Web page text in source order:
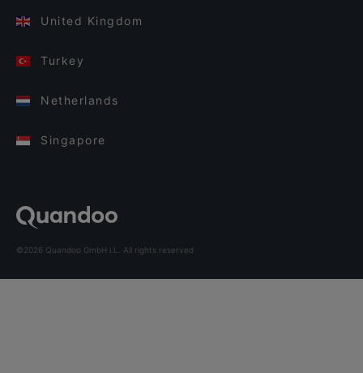
United Kingdom
Turkey
Netherlands
Singapore
©2026 Quandoo GmbH i.L. All rights reserved